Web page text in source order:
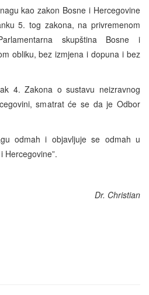
kao zakon Bosne i Hercegovine
5. tog zakona, na privremenom
skupština Bosne i
obliku, bez izmjena i dopuna i bez
4. Zakona o sustavu neizravnog
smatrat će se da je Odbor
odmah i objavljuje se odmah u
Hercegovine”.
2007. Dr. Christian